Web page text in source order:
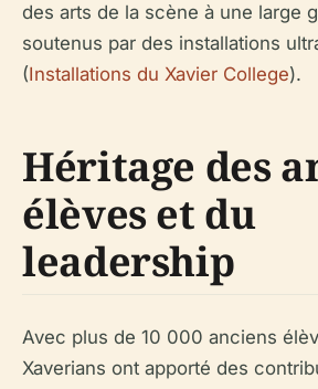
des arts de la scène à une large
soutenus par des installations
(Installations du Xavier College).
Héritage des
élèves et du
leadership
Avec plus de 10 000 anciens
Xaverians ont apporté des